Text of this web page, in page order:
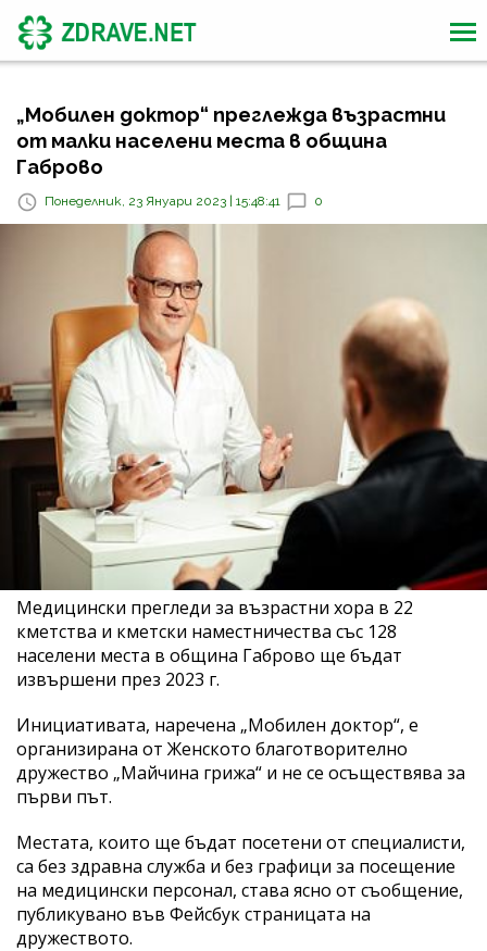
„Мобилен доктор“ преглежда възрастни
от малки населени места в община
Габрово
Понеделник, 23 Януари 2023 | 15:48:41 0
Медицински прегледи за възрастни хора в 22
кметства и кметски наместничества със 128
населени места в община Габрово ще бъдат
извършени през 2023 г.
Инициативата, наречена „Мобилен доктор“, е
организирана от Женското благотворително
дружество „Майчина грижа“ и не се осъществява за
първи път.
Местата, които ще бъдат посетени от специалисти,
са без здравна служба и без графици за посещение
на медицински персонал, става ясно от съобщение,
публикувано във Фейсбук страницата на
дружеството.